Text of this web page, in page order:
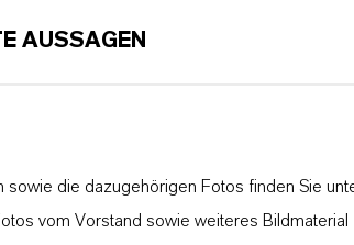
AUSSAGEN
sowie die dazugehörigen Fotos finden Sie
vom Vorstand sowie weiteres Bildmaterial